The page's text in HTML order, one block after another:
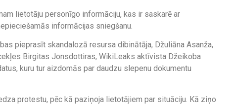
lietotāju personīgo informāciju, kas ir saskarē ar
informācijas sniegšanu.
pieprasīt skandalozā resursa dibinātāja, Džuliāna Asanža,
Birgitas Jonsdottiras, WikiLeaks aktīvista Džeikoba
kuru tur aizdomās par daudzu slepenu dokumentu
protestu, pēc kā paziņoja lietotājiem par situāciju. Kā ziņo